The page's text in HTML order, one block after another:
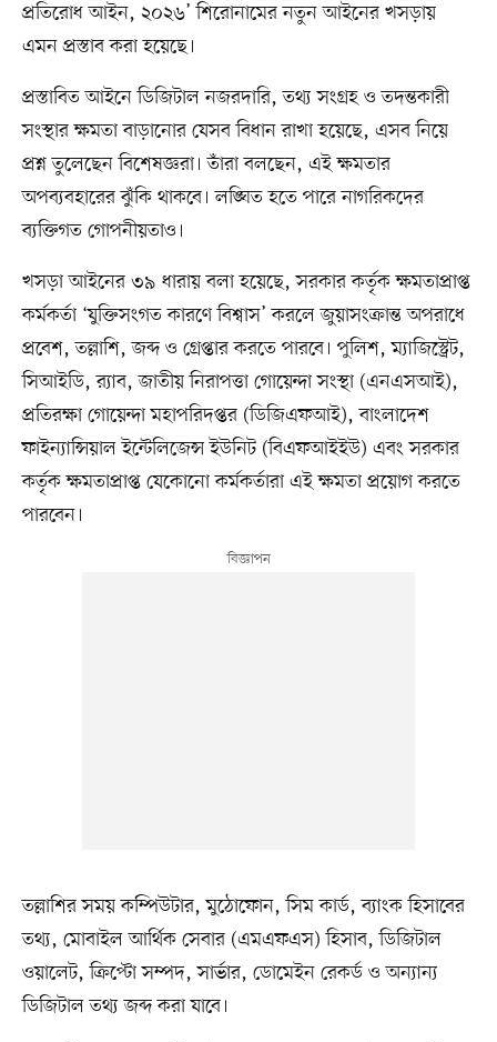
প্রতিরোধ আইন, ২০২৬’ শিরোনামের নতুন আইনের খসড়ায়
এমন প্রস্তাব করা হয়েছে।
প্রস্তাবিত আইনে ডিজিটাল নজরদারি, তথ্য সংগ্রহ ও তদন্তকারী
সংস্থার ক্ষমতা বাড়ানোর যেসব বিধান রাখা হয়েছে, এসব নিয়ে
প্রশ্ন তুলেছেন বিশেষজ্ঞরা। তাঁরা বলছেন, এই ক্ষমতার
অপব্যবহারের ঝুঁকি থাকবে। লঙ্ঘিত হতে পারে নাগরিকদের
ব্যক্তিগত গোপনীয়তাও।
খসড়া আইনের ৩৯ ধারায় বলা হয়েছে, সরকার কর্তৃক ক্ষমতাপ্রাপ্ত
কর্মকর্তা ‘যুক্তিসংগত কারণে বিশ্বাস’ করলে জুয়াসংক্রান্ত অপরাধে
প্রবেশ, তল্লাশি, জব্দ ও গ্রেপ্তার করতে পারবে। পুলিশ, ম্যাজিস্ট্রেট,
সিআইডি, র‍্যাব, জাতীয় নিরাপত্তা গোয়েন্দা সংস্থা (এনএসআই),
প্রতিরক্ষা গোয়েন্দা মহাপরিদপ্তর (ডিজিএফআই), বাংলাদেশ
ফাইন্যান্সিয়াল ইন্টেলিজেন্স ইউনিট (বিএফআইইউ) এবং সরকার
কর্তৃক ক্ষমতাপ্রাপ্ত যেকোনো কর্মকর্তারা এই ক্ষমতা প্রয়োগ করতে
পারবেন।
তল্লাশির সময় কম্পিউটার, মুঠোফোন, সিম কার্ড, ব্যাংক হিসাবের
তথ্য, মোবাইল আর্থিক সেবার (এমএফএস) হিসাব, ডিজিটাল
ওয়ালেট, ক্রিপ্টো সম্পদ, সার্ভার, ডোমেইন রেকর্ড ও অন্যান্য
ডিজিটাল তথ্য জব্দ করা যাবে।